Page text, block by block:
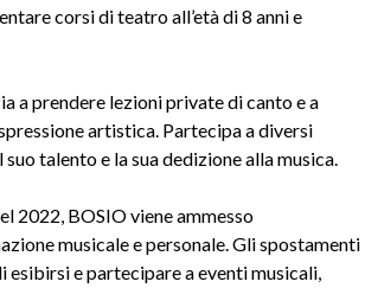
corsi di teatro all’età di 8 anni e
a prendere lezioni private di canto e a
artistica. Partecipa a diversi
talento e la sua dedizione alla musica.
2022, BOSIO viene ammesso
musicale e personale. Gli spostamenti
e partecipare a eventi musicali,